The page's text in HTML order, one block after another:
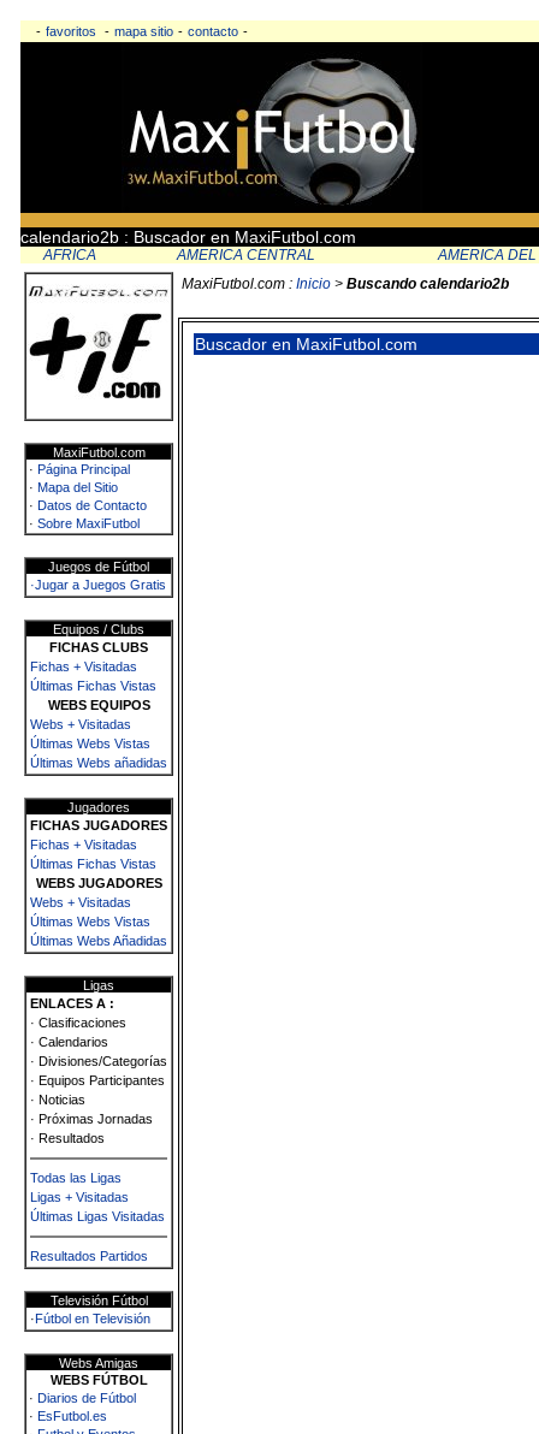
- favoritos - mapa sitio - contacto -
calendario2b : Buscador en MaxiFutbol.com
AFRICA AMERICA CENTRAL AMERICA
MaxiFutbol.com
· Página Principal
· Mapa del Sitio
· Datos de Contacto
· Sobre MaxiFutbol
Juegos de Fútbol
·Jugar a Juegos Gratis
Equipos / Clubs
FICHAS CLUBS
Fichas + Visitadas
Últimas Fichas Vistas
WEBS EQUIPOS
Webs + Visitadas
Últimas Webs Vistas
Últimas Webs añadidas
Jugadores
FICHAS JUGADORES
Fichas + Visitadas
Últimas Fichas Vistas
WEBS JUGADORES
Webs + Visitadas
Últimas Webs Vistas
Últimas Webs Añadidas
Ligas
ENLACES A :
· Clasificaciones
· Calendarios
· Divisiones/Categorías
· Equipos Participantes
· Noticias
· Próximas Jornadas
· Resultados
Todas las Ligas
Ligas + Visitadas
Últimas Ligas Visitadas
Resultados Partidos
Televisión Fútbol
·Fútbol en Televisión
Webs Amigas
WEBS FÚTBOL
· Diarios de Fútbol
· EsFutbol.es
MaxiFutbol.com : Inicio > Buscando calendario2b
Buscador en MaxiFutbol.com